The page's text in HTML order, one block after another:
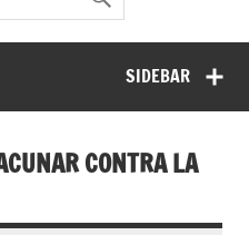
SIDEBAR
CONTRA LA